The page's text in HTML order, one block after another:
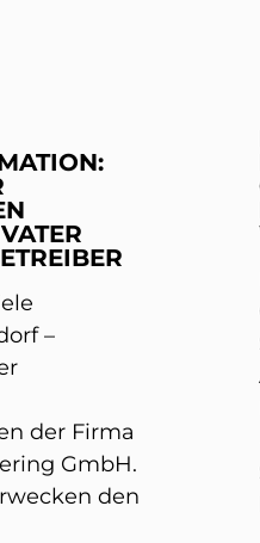
–
der Firma
GmbH.
den